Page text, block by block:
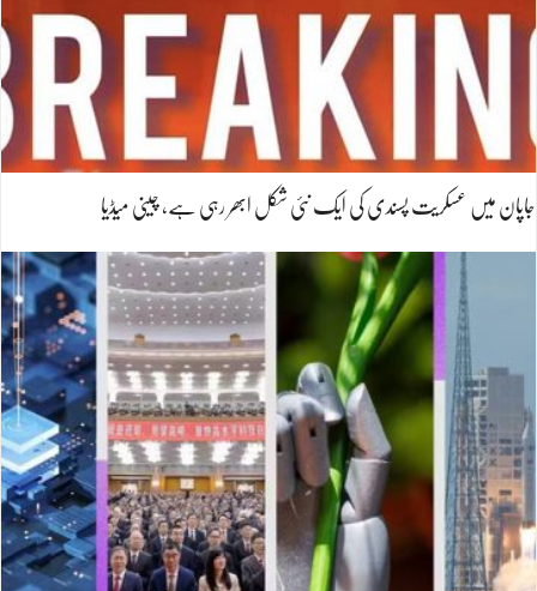
جاپان میں عسکریت پسندی کی ایک نئی شکل ابھر رہی ہے، چینی میڈیا